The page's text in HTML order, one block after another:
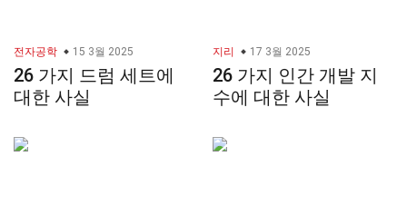
전자공학 15 3월 2025
26 가지 드럼 세트에
대한 사실
지리 17 3월 2025
26 가지 인간 개발 지
수에 대한 사실